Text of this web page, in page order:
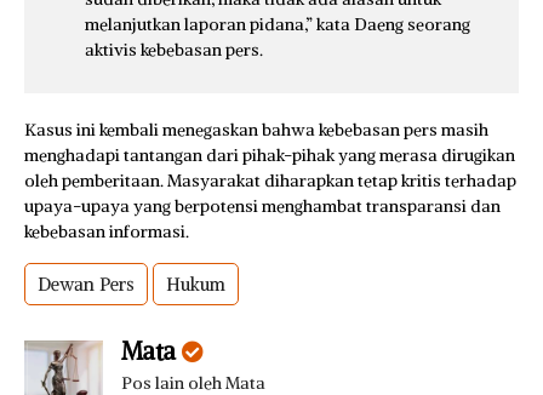
melanjutkan laporan pidana,” kata Daeng seorang
aktivis kebebasan pers.
Kasus ini kembali menegaskan bahwa kebebasan pers masih
menghadapi tantangan dari pihak-pihak yang merasa dirugikan
oleh pemberitaan. Masyarakat diharapkan tetap kritis terhadap
upaya-upaya yang berpotensi menghambat transparansi dan
kebebasan informasi.
Dewan Pers Hukum
Mata
Pos lain oleh Mata